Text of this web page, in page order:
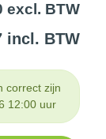
excl. BTW
incl. BTW
correct zijn
12:00 uur